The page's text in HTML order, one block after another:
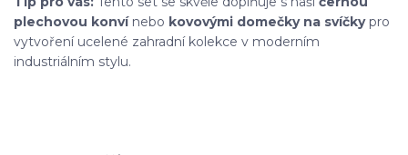
plechovou konvínebo kovovými domečky na svíčkypro
vytvoření ucelené zahradní kolekce v moderním
industriálním stylu.